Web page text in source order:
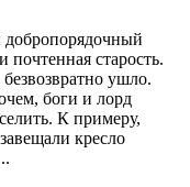
старость.
ушло.
боги и лорд
К примеру,
кресло